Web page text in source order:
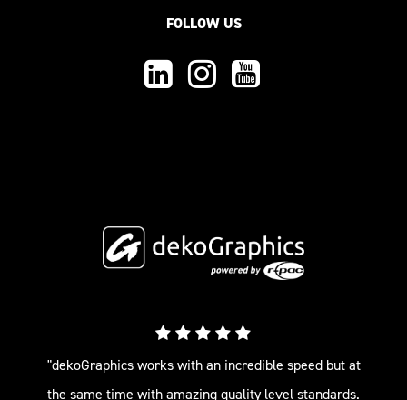
FOLLOW US
"dekoGraphics works with an incredible speed but at
the same time with amazing quality level standards.